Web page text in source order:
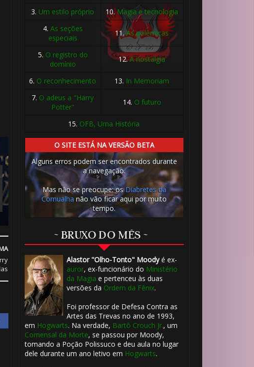
3. Um estilo próprio 10.Magia e tecnologia
4. As seções
especiais
11.As polêmicas
5. O registro do
domínio
12.A nostalgia
6. O reconhecimento 13. In Memoriam
7. O adeus a "Harry
Potter"
14. O futuro
15. OFB, Uma História
O SITE ESTÁ NA VERSÃO BETA
Alguns erros podem ser encontrados durante
a navegação.
Mas não se preocupe: osDiabretes da
Cornualha não vão ficar aqui por muito
tempo.
~ BRUXO DO MÊS ~
Alastor "Olho-Tonto" Moodyé ex-
auror, ex-funcionário do Ministério
da Magia e pertenceu às duas
versões da Ordem da Fênix.
Foi professor de Defesa Contra as
Artes das Trevas no ano de 1993,
em Hogwarts. Na verdade, Bartô Crouch Jr., um
Comensal da Morte, se passou por Moody,
tomando a Poção Polissuco e deu aula no lugar
dele durante um ano letivo em Hogwarts.
⚡ ⚡
🎂